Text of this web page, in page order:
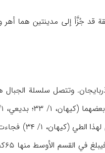
قد جُزَّأ إلی مدینتین هما أهر
وتتصل سلسلة
مراراً بسبب ثورات